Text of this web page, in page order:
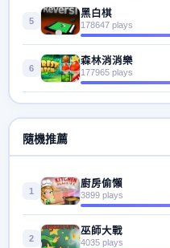
5
黑白棋
178647 plays
6
森林消消樂
177965 plays
隨機推薦
1
廚房偷懶
3899 plays
2
巫師大戰
4035 plays